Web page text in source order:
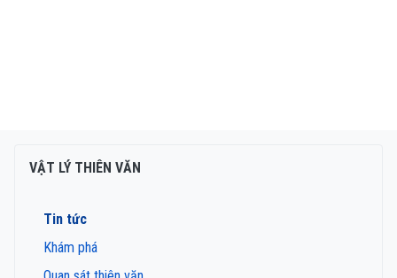
VẬT LÝ THIÊN VĂN
Tin tức
Khám phá